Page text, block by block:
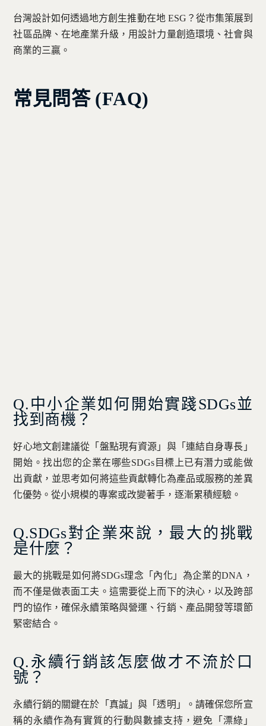
台灣設計如何透過地方創生推動在地 ESG？從市集策展到
社區品牌、在地產業升級，用設計力量創造環境、社會與
商業的三贏。
常見問答 (FAQ)
Q.中小企業如何開始實踐SDGs並
找到商機？
好心地文創建議從「盤點現有資源」與「連結自身專長」
開始。找出您的企業在哪些SDGs目標上已有潛力或能做
出貢獻，並思考如何將這些貢獻轉化為產品或服務的差異
化優勢。從小規模的專案或改變著手，逐漸累積經驗。
Q.SDGs對企業來說，最大的挑戰
是什麼？
最大的挑戰是如何將SDGs理念「內化」為企業的DNA，
而不僅是做表面工夫。這需要從上而下的決心，以及跨部
門的協作，確保永續策略與營運、行銷、產品開發等環節
緊密結合。
Q.永續行銷該怎麼做才不流於口
號？
永續行銷的關鍵在於「真誠」與「透明」。請確保您所宣
稱的永續作為有實質的行動與數據支持，避免「漂綠」